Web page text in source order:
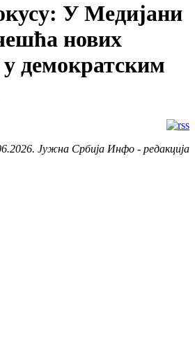
У Медијани
нових
у демократским
Јужна Србија Инфо - редакција